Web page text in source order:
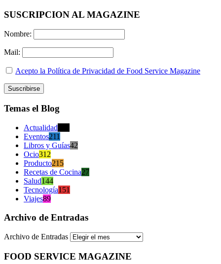
SUSCRIPCION AL MAGAZINE
Nombre:
Mail:
Acepto la Política de Privacidad de Food Service Magazine
Temas el Blog
Actualidad
Eventos211
Libros y Guías42
Ocio312
Producto215
Recetas de Cocina27
Salud144
Tecnología151
Viajes89
Archivo de Entradas
Archivo de Entradas
FOOD SERVICE MAGAZINE